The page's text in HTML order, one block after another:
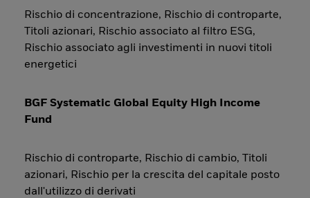
Rischio di concentrazione, Rischio di controparte,
Titoli azionari, Rischio associato al filtro ESG,
Rischio associato agli investimenti in nuovi titoli
energetici
BGF Systematic Global Equity High Income
Fund
Rischio di controparte, Rischio di cambio, Titoli
azionari, Rischio per la crescita del capitale posto
dall'utilizzo di derivati